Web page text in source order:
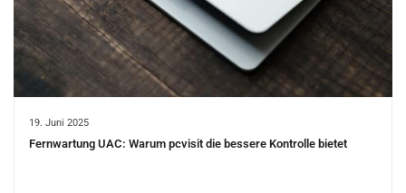
19. Juni 2025
Fernwartung UAC: Warum pcvisit die bessere Kontrolle bietet